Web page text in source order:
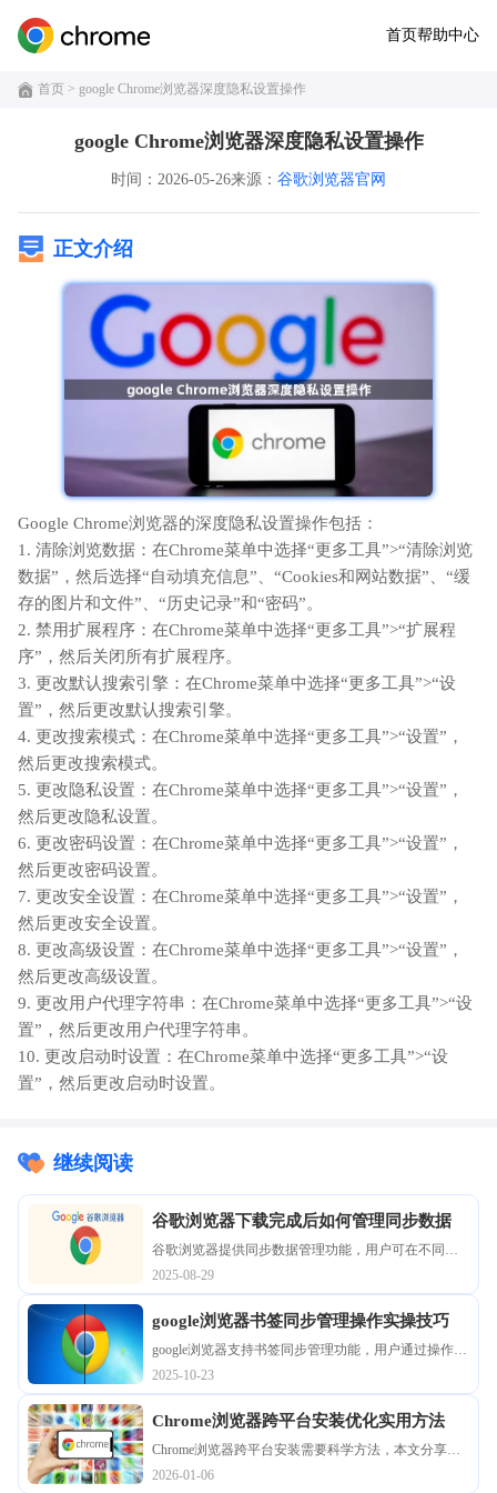
首页帮助中心
首页 > google Chrome浏览器深度隐私设置操作
google Chrome浏览器深度隐私设置操作
时间：2026-05-26来源： 谷歌浏览器官网
正文介绍
Google Chrome浏览器的深度隐私设置操作包括：
1. 清除浏览数据：在Chrome菜单中选择“更多工具”>“清除浏览
数据”，然后选择“自动填充信息”、“Cookies和网站数据”、“缓
存的图片和文件”、“历史记录”和“密码”。
2. 禁用扩展程序：在Chrome菜单中选择“更多工具”>“扩展程
序”，然后关闭所有扩展程序。
3. 更改默认搜索引擎：在Chrome菜单中选择“更多工具”>“设
置”，然后更改默认搜索引擎。
4. 更改搜索模式：在Chrome菜单中选择“更多工具”>“设置”，
然后更改搜索模式。
5. 更改隐私设置：在Chrome菜单中选择“更多工具”>“设置”，
然后更改隐私设置。
6. 更改密码设置：在Chrome菜单中选择“更多工具”>“设置”，
然后更改密码设置。
7. 更改安全设置：在Chrome菜单中选择“更多工具”>“设置”，
然后更改安全设置。
8. 更改高级设置：在Chrome菜单中选择“更多工具”>“设置”，
然后更改高级设置。
9. 更改用户代理字符串：在Chrome菜单中选择“更多工具”>“设
置”，然后更改用户代理字符串。
10. 更改启动时设置：在Chrome菜单中选择“更多工具”>“设
置”，然后更改启动时设置。
继续阅读
谷歌浏览器下载完成后如何管理同步数据
谷歌浏览器提供同步数据管理功能，用户可在不同设
备保持书签、历史和设置一致，实现高效操作。
2025-08-29
google浏览器书签同步管理操作实操技巧
google浏览器支持书签同步管理功能，用户通过操作实
操技巧可实现跨设备高效使用，快速同步收藏内容，
结合方法操作提升资料管理效率，便于查找和使用。
2025-10-23
Chrome浏览器跨平台安装优化实用方法
Chrome浏览器跨平台安装需要科学方法，本文分享了
优化技巧和实用经验，帮助用户提升安装效率，确保
2026-01-06